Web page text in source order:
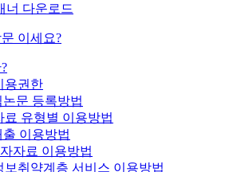
너 다운로드
이세요?
용권한
논문 등록방법
료 유형별 이용방법
출 이용방법
자료 이용방법
보취약계층 서비스 이용방법